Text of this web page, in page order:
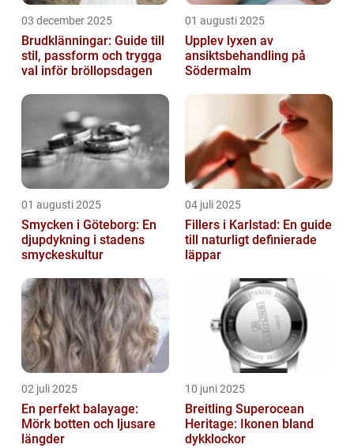
03 december 2025
Brudklänningar: Guide till
stil, passform och trygga
val inför bröllopsdagen
01 augusti 2025
Upplev lyxen av
ansiktsbehandling på
Södermalm
01 augusti 2025
Smycken i Göteborg: En
djupdykning i stadens
smyckeskultur
04 juli 2025
Fillers i Karlstad: En guide
till naturligt definierade
läppar
02 juli 2025
En perfekt balayage:
Mörk botten och ljusare
längder
10 juni 2025
Breitling Superocean
Heritage: Ikonen bland
dykklockor